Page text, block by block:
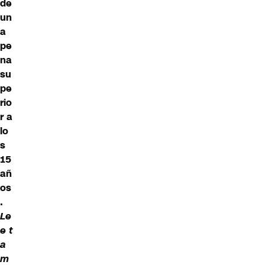
de
un
a
pe
na
su
pe
rio
r a
lo
s
15
añ
os
.
Le
e t
a
m